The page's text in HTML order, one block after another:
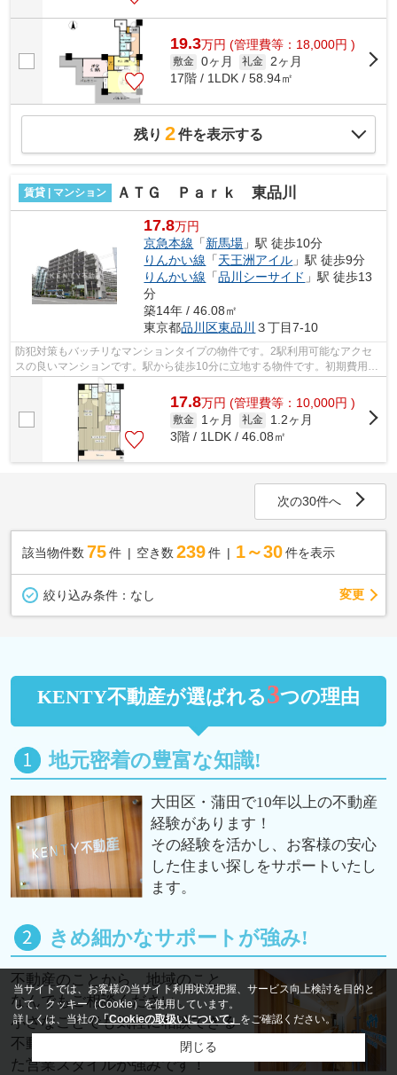
19.3万円 (管理費等：18,000円 )
敷金 0ヶ月 礼金 2ヶ月
17階 / 1LDK / 58.94㎡
残り 2件を表示する
賃貸 | マンション ＡＴＧ Ｐａｒｋ 東品川
17.8万円
京急本線 「新馬場 」駅 徒歩10分
りんかい線 「天王洲アイル 」駅 徒歩9分
りんかい線 「品川シーサイド 」駅 徒歩13
分
築14年 / 46.08㎡
東京都品川区東品川 ３丁目7-10
防犯対策もバッチリなマンションタイプの物件です。2駅利用可能なアクセ
スの良いマンションです。駅から徒歩10分に立地する物件です。初期費用の
カード決済ができます。さわやかな朝を...
17.8万円 (管理費等：10,000円 )
敷金 1ヶ月 礼金
1.2ヶ月
3階 / 1LDK / 46.08㎡
次の30件へ
該当物件数 75件 空き数 239 件 1～30 件を表示
絞り込み条件： なし 変更
KENTY不動産が選ばれる3つの理由
地元密着の豊富な知識!
大田区・蒲田で10年以上の不動産
経験があります！
その経験を活かし、お客様の安心
した住まい探しをサポートいたし
ます。
きめ細かなサポートが強み!
不動産のことから、地域のこと、
なんでもご相談ください。
小さなことでも気軽に相談できる
不動産屋を目指し、 蒲田に根付い
た営業スタイルが強みです！
当サイトでは、お客様の当サイト利用状況把握、サービス向上検討を目的と
して、クッキー（Cookie）を使用しています。
詳しくは、当社の「Cookieの取扱いについて」 をご確認ください。
閉じる